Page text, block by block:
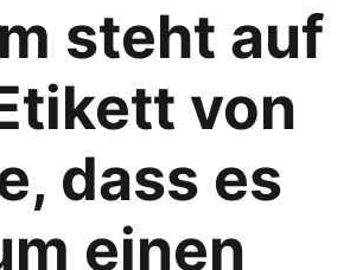
steht auf
von
dass es
einen